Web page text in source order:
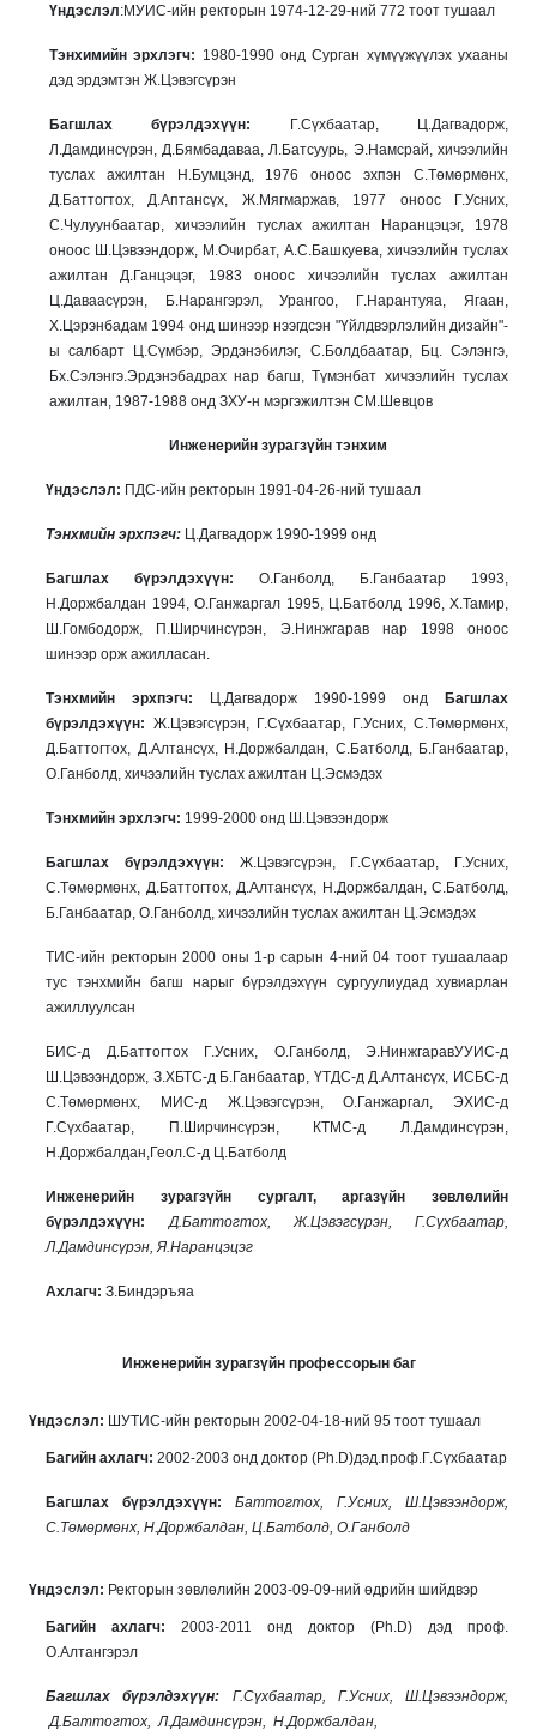
Үндэслэл:МУИС-ийн ректорын 1974-12-29-ний 772 тоот тушаал
Тэнхимийн эрхлэгч: 1980-1990 онд Сурган хүмүүжүүлэх ухааны
дэд эрдэмтэн Ж.Цэвэгсүрэн
Багшлах бүрэлдэхүүн: Г.Сүхбаатар, Ц.Дагвадорж,
Л.Дамдинсүрэн, Д.Бямбадаваа, Л.Батсуурь, Э.Намсрай, хичээлийн
туслах ажилтан Н.Бумцэнд, 1976 оноос эхпэн С.Төмөрмөнх,
Д.Баттогтох, Д.Аптансүх, Ж.Мягмаржав, 1977 оноос Г.Усних,
С.Чулуунбаатар, хичээлийн туслах ажилтан Наранцэцэг, 1978
оноос Ш.Цэвээндорж, М.Очирбат, А.С.Башкуева, хичээлийн туслах
ажилтан Д.Ганцэцэг, 1983 оноос хичээлийн туслах ажилтан
Ц.Даваасүрэн, Б.Нарангэрэл, Урангоо, Г.Нарантуяа, Ягаан,
Х.Цэрэнбадам 1994 онд шинээр нээгдсэн "Үйлдвэрлэлийн дизайн"-
ы салбарт Ц.Сүмбэр, Эрдэнэбилэг, С.Болдбаатар, Бц. Сэлэнгэ,
Бх.Сэлэнгэ.Эрдэнэбадрах нар багш, Түмэнбат хичээлийн туслах
ажилтан, 1987-1988 онд ЗХУ-н мэргэжилтэн СМ.Шевцов
Инженерийн зурагзүйн тэнхим
Үндэслэл: ПДС-ийн ректорын 1991-04-26-ний тушаал
Тэнхмийн эрхпэгч: Ц.Дагвадорж 1990-1999 онд
Багшлах бүрэлдэхүүн:О.Ганболд, Б.Ганбаатар 1993,
Н.Доржбалдан 1994, О.Ганжаргал 1995, Ц.Батболд 1996, Х.Тамир,
Ш.Гомбодорж, П.Ширчинсүрэн, Э.Нинжгарав нар 1998 оноос
шинээр орж ажилласан.
Тэнхмийн эрхпэгч: Ц.Дагвадорж 1990-1999 ондБагшлах
бүрэлдэхүүн: Ж.Цэвэгсүрэн, Г.Сүхбаатар, Г.Усних, С.Төмөрмөнх,
Д.Баттогтох, Д.Алтансүх, Н.Доржбалдан, С.Батболд, Б.Ганбаатар,
О.Ганболд, хичээлийн туслах ажилтан Ц.Эсмэдэх
Тэнхмийн эрхлэгч: 1999-2000 онд Ш.Цэвээндорж
Багшлах бүрэлдэхүүн: Ж.Цэвэгсүрэн, Г.Сүхбаатар, Г.Усних,
С.Төмөрмөнх, Д.Баттогтох, Д.Алтансүх, Н.Доржбалдан, С.Батболд,
Б.Ганбаатар, О.Ганболд, хичээлийн туслах ажилтан Ц.Эсмэдэх
ТИС-ийн ректорын 2000 оны 1-р сарын 4-ний 04 тоот тушаалаар
тус тэнхмийн багш нарыг бүрэлдэхүүн сургуулиудад хувиарлан
ажиллуулсан
БИС-д Д.Баттогтох Г.Усних, О.Ганболд, Э.НинжгаравУУИС-д
Ш.Цэвээндорж, З.ХБТС-д Б.Ганбаатар, ҮТДС-д Д.Алтансүх, ИСБС-д
С.Төмөрмөнх, МИС-д Ж.Цэвэгсүрэн, О.Ганжаргал, ЭХИС-д
Г.Сүхбаатар, П.Ширчинсүрэн, КТМС-д Л.Дамдинсүрэн,
Н.Доржбалдан,Геол.С-д Ц.Батболд
Инженерийн зурагзүйн сургалт, аргазүйн зөвлөлийн
бүрэлдэхүүн: Д.Баттогтох, Ж.Цэвэгсүрэн, Г.Сүхбаатар,
Л.Дамдинсүрэн, Я.Наранцэцэг
Ахлагч:З.Биндэръяа
Инженерийн зурагзүйн профессорын баг
Үндэслэл: ШУТИС-ийн ректорын 2002-04-18-ний 95 тоот тушаал
Багийн ахлагч:2002-2003 онд доктор (Рh.D)дэд.проф.Г.Сүхбаатар
Багшлах бүрэлдэхүүн:Баттогтох, Г.Усних, Ш.Цэвээндорж,
С.Төмөрмөнх, Н.Доржбалдан, Ц.Батболд, О.Ганболд
Үндэслэл: Ректорын зөвлөлийн 2003-09-09-ний өдрийн шийдвэр
Багийн ахлагч:2003-2011 онд доктор (Ph.D) дэд проф.
О.Алтангэрэл
Багшлах бүрэлдэхүүн: Г.Сүхбаатар, Г.Усних, Ш.Цэвээндорж,
Д.Баттогтох, Л.Дамдинсүрэн, Н.Доржбалдан,